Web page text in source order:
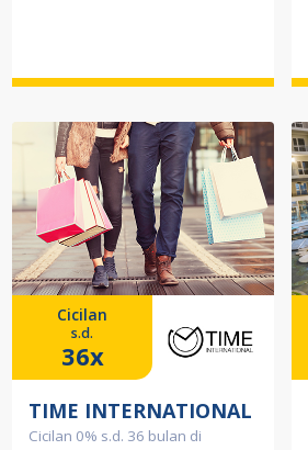
Cicilan
s.d.
36x
TIME INTERNATIONAL
Cicilan 0% s.d. 36 bulan di